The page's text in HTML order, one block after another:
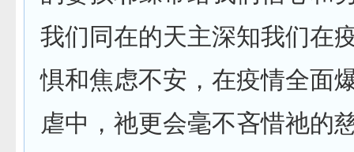
我们同在的天主深知我们在
惧和焦虑不安，在疫情全面
虐中，祂更会毫不吝惜祂的